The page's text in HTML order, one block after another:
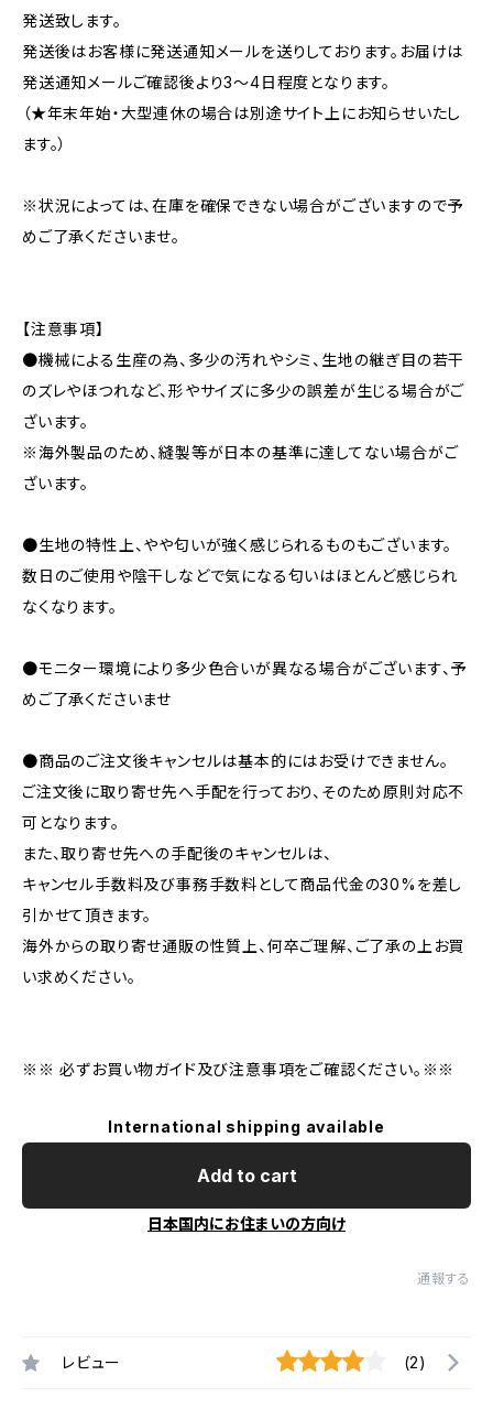
発送致します。
発送後はお客様に発送通知メールを送りしております。お届けは
発送通知メールご確認後より3〜4日程度となります。
（★年末年始・大型連休の場合は別途サイト上にお知らせいたし
ます。）
※状況によっては、在庫を確保できない場合がございますので予
めご了承くださいませ。
【注意事項】
●機械による生産の為、多少の汚れやシミ、生地の継ぎ目の若干
のズレやほつれなど、形やサイズに多少の誤差が生じる場合がご
ざいます。
※海外製品のため、縫製等が日本の基準に達してない場合がご
ざいます。
●生地の特性上、やや匂いが強く感じられるものもございます。
数日のご使用や陰干しなどで気になる匂いはほとんど感じられ
なくなります。
●モニター環境により多少色合いが異なる場合がございます、予
めご了承くださいませ
●商品のご注文後キャンセルは基本的にはお受けできません。
ご注文後に取り寄せ先へ手配を行っており、そのため原則対応不
可となります。
また、取り寄せ先への手配後のキャンセルは、
キャンセル手数料及び事務手数料として商品代金の30%を差し
引かせて頂きます。
海外からの取り寄せ通販の性質上、何卒ご理解、ご了承の上お買
い求めください。
※※ 必ずお買い物ガイド及び注意事項をご確認ください。※※
International shipping available
Add to cart
日本国内にお住まいの方向け
通報する
レビュー (2)